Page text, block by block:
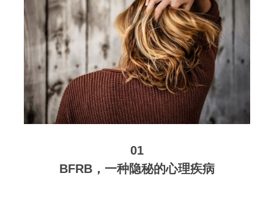
01
BFRB，一种隐秘的心理疾病